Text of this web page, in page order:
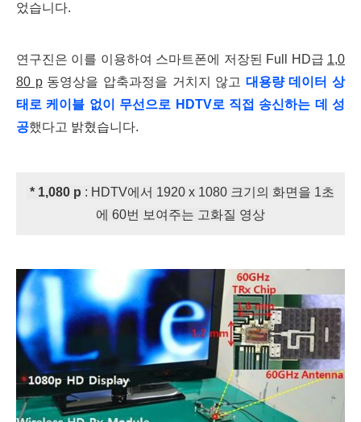
었습니다.
연구진은 이를 이용하여 스마트폰에 저장된 Full HD급 1,0
80 p동영상을 압축과정을 거치지 않고 대용량 데이터 상
태로 케이블 없이 무선으로 HDTV로 직접 송신하는 데 성
공했다고 밝혔습니다.
* 1,080 p : HDTV에서 1920 x 1080 크기의 화면을 1초
에 60번 보여주는 고화질 영상